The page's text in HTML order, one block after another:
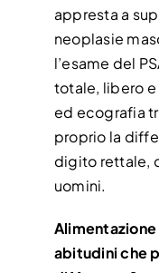
appresta a
neoplasie
l’esame del
totale, libero e
ed ecografia
proprio la
digito rettale,
uomini.
abitudini che